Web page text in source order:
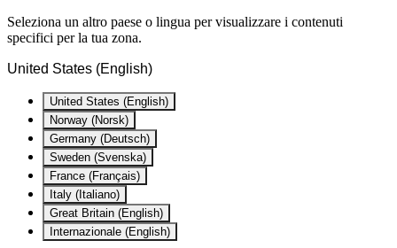
Seleziona un altro paese o lingua per visualizzare i contenuti
specifici per la tua zona.
United States (English)
United States (English)
Norway (Norsk)
Germany (Deutsch)
Sweden (Svenska)
France (Français)
Italy (Italiano)
Great Britain (English)
Internazionale (English)